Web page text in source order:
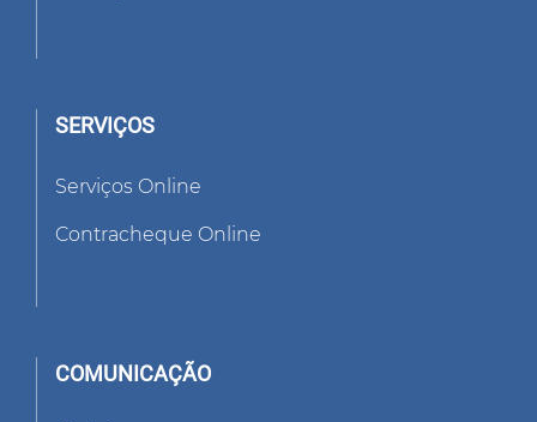
SERVIÇOS
Serviços Online
Contracheque Online
COMUNICAÇÃO